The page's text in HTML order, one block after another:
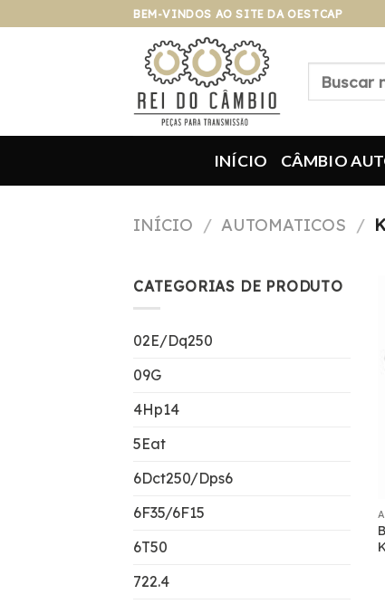
para
BEM-VINDOS AO SITE DA OESTCAP
Pesquisar
INÍCIO CÂMBIO
INÍCIO / AUTOMATICOS /
CATEGORIAS DE PRODUTO
02E/Dq250
09G
4Hp14
5Eat
6Dct250/Dps6
6F35/6F15
6T50
722.4